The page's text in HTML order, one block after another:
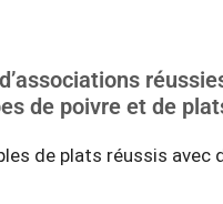
de poivre et de
de plats réussis avec